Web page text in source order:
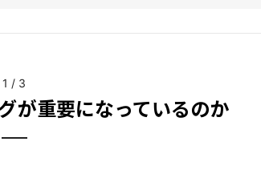
1 / 3
が重要になっているのか